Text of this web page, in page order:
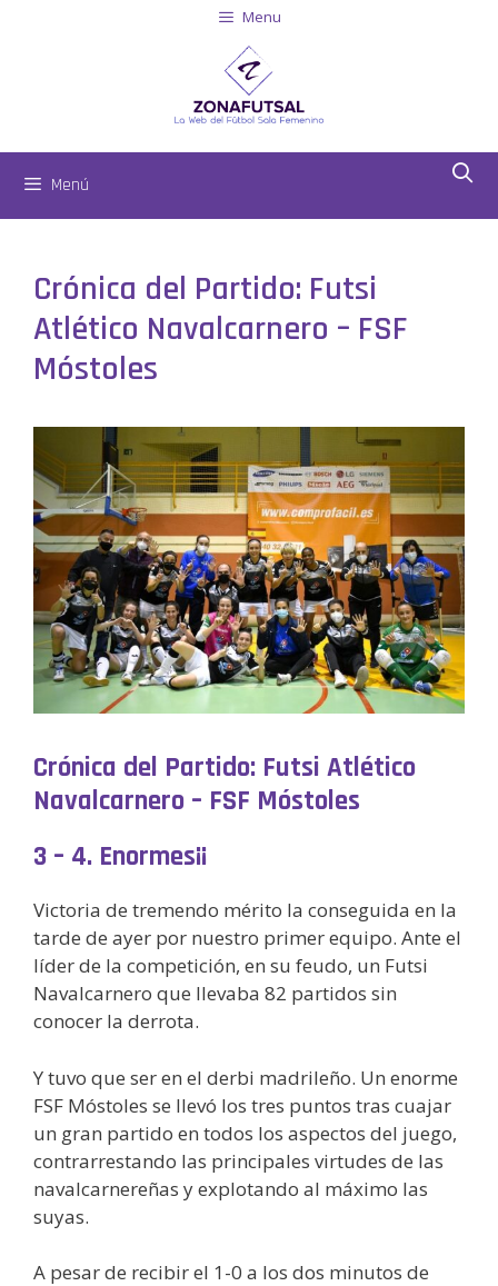
Menu
Menú
Crónica del Partido: Futsi
Atlético Navalcarnero – FSF
Móstoles
Crónica del Partido: Futsi Atlético
Navalcarnero – FSF Móstoles
3 – 4. Enormes¡¡
Victoria de tremendo mérito la conseguida en la
tarde de ayer por nuestro primer equipo. Ante el
líder de la competición, en su feudo, un Futsi
Navalcarnero que llevaba 82 partidos sin
conocer la derrota.
Y tuvo que ser en el derbi madrileño. Un enorme
FSF Móstoles se llevó los tres puntos tras cuajar
un gran partido en todos los aspectos del juego,
contrarrestando las principales virtudes de las
navalcarnereñas y explotando al máximo las
suyas.
A pesar de recibir el 1-0 a los dos minutos de